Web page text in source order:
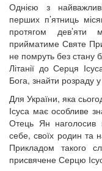
Однією з
перших п’ятниць
протягом дев’яти
прийматиме Святе
не помруть без стану
Літанії до Серця
Бога, знайти розраду
Для України, яка
Ісуса має особливе
Отець Ян наголосив
себе, своїх родин та
Прикладом такого
присвячене Серцю